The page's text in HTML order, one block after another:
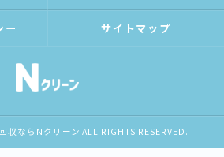
ー サイトマップ
ならNクリーン ALL RIGHTS RESERVED.